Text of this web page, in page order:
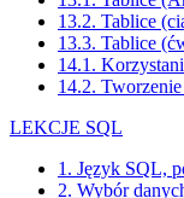
13.2. Tablice
13.3. Tablice
14.1.
14.2.
LEKCJE SQL
1. Język SQL,
2. Wybór